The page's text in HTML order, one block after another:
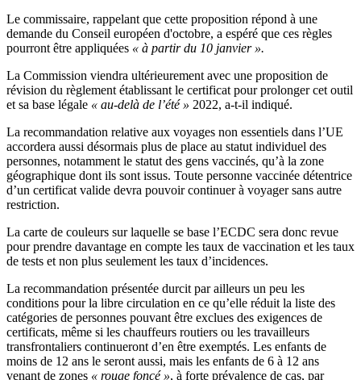
Le commissaire, rappelant que cette proposition répond à une
demande du Conseil européen d'octobre, a espéré que ces règles
pourront être appliquées « à partir du 10 janvier ».
La Commission viendra ultérieurement avec une proposition de
révision du règlement établissant le certificat pour prolonger cet outil
et sa base légale « au-delà de l’été » 2022, a-t-il indiqué.
La recommandation relative aux voyages non essentiels dans l’UE
accordera aussi désormais plus de place au statut individuel des
personnes, notamment le statut des gens vaccinés, qu’à la zone
géographique dont ils sont issus. Toute personne vaccinée détentrice
d’un certificat valide devra pouvoir continuer à voyager sans autre
restriction.
La carte de couleurs sur laquelle se base l’ECDC sera donc revue
pour prendre davantage en compte les taux de vaccination et les taux
de tests et non plus seulement les taux d’incidences.
La recommandation présentée durcit par ailleurs un peu les
conditions pour la libre circulation en ce qu’elle réduit la liste des
catégories de personnes pouvant être exclues des exigences de
certificats, même si les chauffeurs routiers ou les travailleurs
transfrontaliers continueront d’en être exemptés. Les enfants de
moins de 12 ans le seront aussi, mais les enfants de 6 à 12 ans
venant de zones « rouge foncé », à forte prévalence de cas, par